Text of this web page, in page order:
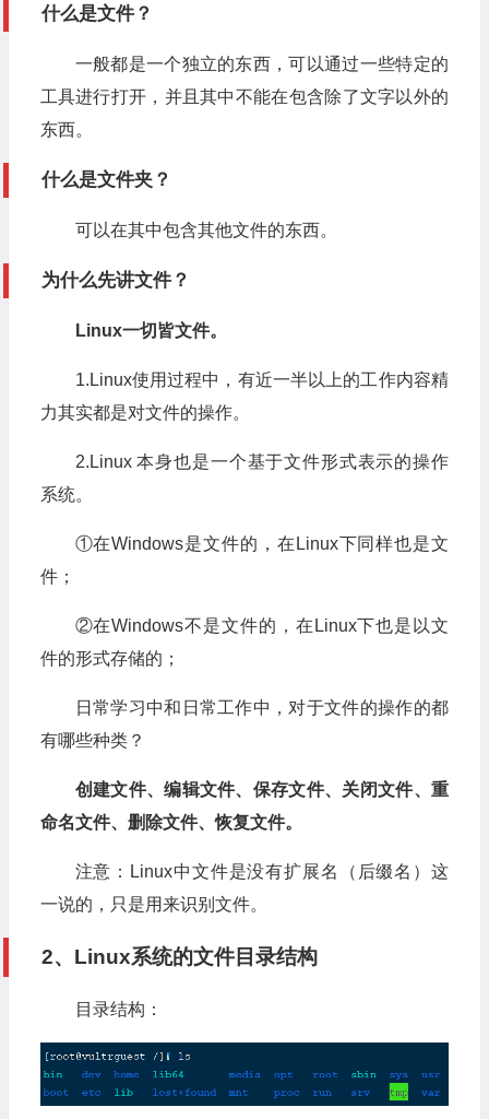
什么是文件？
一般都是一个独立的东西，可以通过一些特定的
工具进行打开，并且其中不能在包含除了文字以外的
东西。
什么是文件夹？
可以在其中包含其他文件的东西。
为什么先讲文件？
Linux一切皆文件。
1.Linux使用过程中，有近一半以上的工作内容精
力其实都是对文件的操作。
2.Linux 本身也是一个基于文件形式表示的操作
系统。
①在Windows是文件的，在Linux下同样也是文
件；
②在Windows不是文件的，在Linux下也是以文
件的形式存储的；
日常学习中和日常工作中，对于文件的操作的都
有哪些种类？
创建文件、编辑文件、保存文件、关闭文件、重
命名文件、删除文件、恢复文件。
注意：Linux中文件是没有扩展名（后缀名）这
一说的，只是用来识别文件。
2、Linux系统的文件目录结构
目录结构：